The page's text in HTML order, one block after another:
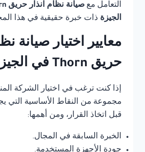
التعامل مع
الجيزة ذات خبرة حقيقية في هذا
معايير اختيار صيانة
حريق Thorn في الجيزة
إذا كنت ترغب في اختيار الشركة
مجموعة من النقاط الأساسية التي يجب
قبل اتخاذ القرار، ومن أهمها:
الخبرة السابقة في المجال.
جودة الأجهزة المستخدمة.